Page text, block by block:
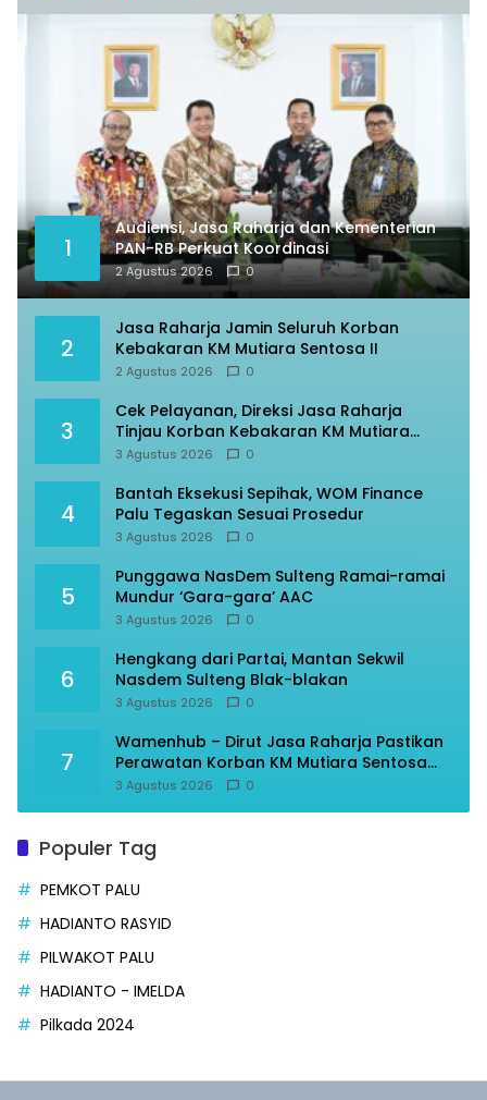
1
Audiensi, Jasa Raharja dan Kementerian
PAN-RB Perkuat Koordinasi
2 Agustus 2026 0
2
Jasa Raharja Jamin Seluruh Korban
Kebakaran KM Mutiara Sentosa II
2 Agustus 2026 0
3
Cek Pelayanan, Direksi Jasa Raharja
Tinjau Korban Kebakaran KM Mutiara
Sentosa II
3 Agustus 2026 0
4
Bantah Eksekusi Sepihak, WOM Finance
Palu Tegaskan Sesuai Prosedur
3 Agustus 2026 0
5
Punggawa NasDem Sulteng Ramai-ramai
Mundur ‘Gara-gara’ AAC
3 Agustus 2026 0
6
Hengkang dari Partai, Mantan Sekwil
Nasdem Sulteng Blak-blakan
3 Agustus 2026 0
7
Wamenhub – Dirut Jasa Raharja Pastikan
Perawatan Korban KM Mutiara Sentosa
Optimal
3 Agustus 2026 0
Populer Tag
PEMKOT PALU
HADIANTO RASYID
PILWAKOT PALU
HADIANTO - IMELDA
Pilkada 2024